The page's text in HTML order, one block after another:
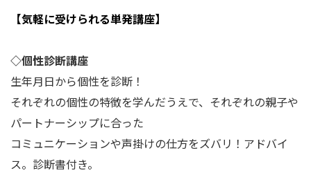
【気軽に受けられる単発講座】
◇個性診断講座
生年月日から個性を診断！
それぞれの個性の特徴を学んだうえで、それぞれの親子や
パートナーシップに合った
コミュニケーションや声掛けの仕方をズバリ！アドバイ
ス。診断書付き。